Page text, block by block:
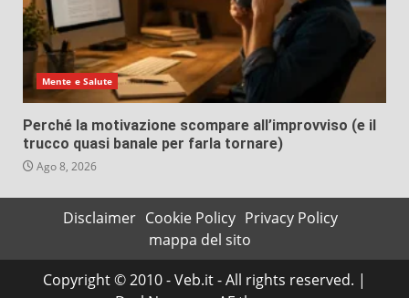
Mente e Salute
Perché la motivazione scompare all’improvviso (e il
trucco quasi banale per farla tornare)
Ago 8, 2026
Disclaimer Cookie Policy Privacy Policy
mappa del sito
Copyright © 2010 - Veb.it - All rights reserved. |